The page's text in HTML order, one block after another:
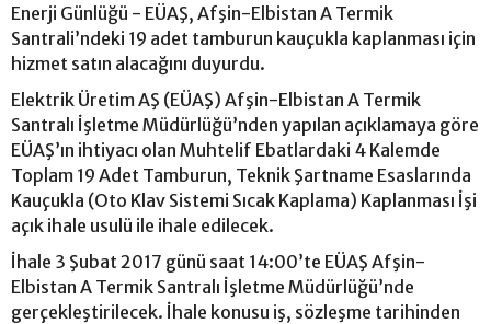
Enerji Günlüğü - EÜAŞ, Afşin-Elbistan A Termik
Santrali’ndeki 19 adet tamburun kauçukla kaplanması için
hizmet satın alacağını duyurdu.
Elektrik Üretim AŞ (EÜAŞ) Afşin-Elbistan A Termik
Santralı İşletme Müdürlüğü’nden yapılan açıklamaya göre
EÜAŞ’ın ihtiyacı olan Muhtelif Ebatlardaki 4 Kalemde
Toplam 19 Adet Tamburun, Teknik Şartname Esaslarında
Kauçukla (Oto Klav Sistemi Sıcak Kaplama) Kaplanması İşi
açık ihale usulü ile ihale edilecek.
İhale 3 Şubat 2017 günü saat 14:00’te EÜAŞ Afşin-
Elbistan A Termik Santralı İşletme Müdürlüğü’nde
gerçekleştirilecek. İhale konusu iş, sözleşme tarihinden